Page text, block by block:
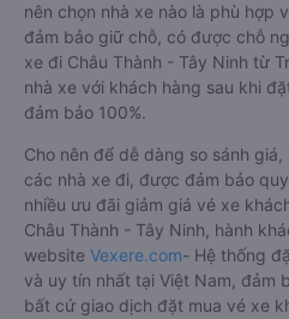
nên chọn nhà xe nào là phù hợp
đảm bảo giữ chỗ, có được chỗ
xe đi Châu Thành - Tây Ninh từ
nhà xe với khách hàng sau khi
đảm bảo 100%.
Cho nên để dễ dàng so sánh
các nhà xe đi, được đảm bảo
nhiều ưu đãi giảm giá vé xe
Châu Thành - Tây Ninh, hành
website Vexere.com- Hệ thống
và uy tín nhất tại Việt Nam, đảm
bất cứ giao dịch đặt mua vé xe